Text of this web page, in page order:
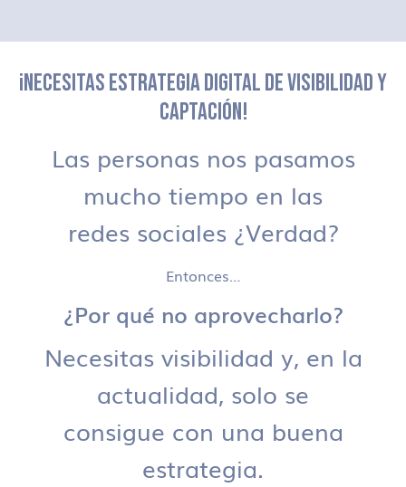
¡NECESITAS ESTRATEGIA DIGITAL DE VISIBILIDAD Y
CAPTACIÓN!
Las personas nos pasamos
mucho tiempo en las
redes sociales ¿Verdad?
Entonces…
¿Por qué no aprovecharlo?
Necesitas visibilidad y, en la
actualidad, solo se
consigue con una buena
estrategia.